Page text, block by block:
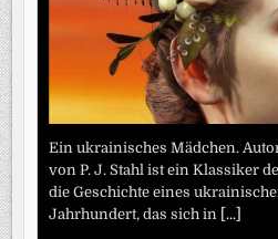
Ein ukrainisches Mädchen.
von P. J. Stahl ist ein Klassiker
die Geschichte eines
Jahrhundert, das sich in [...]